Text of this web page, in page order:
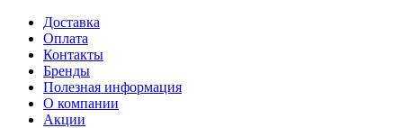
Доставка
Оплата
Контакты
Бренды
Полезная информация
О компании
Акции